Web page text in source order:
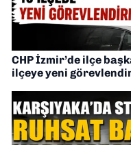
CHP İzmir’de ilçe
ilçeye yeni